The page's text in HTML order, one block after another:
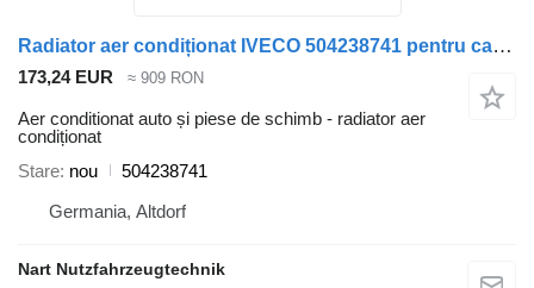
Radiator aer condiționat IVECO 504238741 pentru camion
173,24 EUR ≈ 909 RON
Aer conditionat auto și piese de schimb - radiator aer
condiționat
Stare nou
504238741
Germania, Altdorf
Nart Nutzfahrzeugtechnik